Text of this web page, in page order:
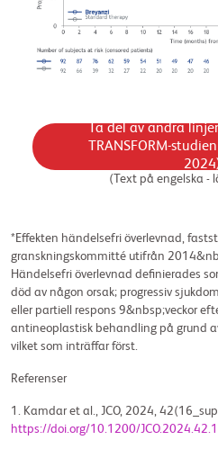
Ta del av andra
TRANSFORM-
(Text på engelska -
*Effekten händelsefri överlevnad,
granskningskommitté utifrån
Händelsefri överlevnad definierades
död av någon orsak; progressiv
eller partiell respons 9&nbsp;veckor
antineoplastisk behandling på grund
vilket som inträffar först.
Referenser
1. Kamdar et al., JCO, 2024,
https://doi.org/10.1200/